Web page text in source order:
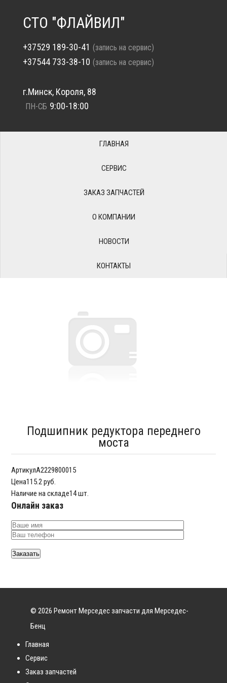
СТО "ФЛАЙВИЛ"
+37529 189-30-41 (запись на сервис)
+37544 733-38-10 (запись на сервис)
г.Минск, Короля, 88
ПН-СБ 9:00-18:00
ГЛАВНАЯ
СЕРВИС
ЗАКАЗ ЗАПЧАСТЕЙ
О КОМПАНИИ
НОВОСТИ
КОНТАКТЫ
Подшипник редуктора переднего
моста
АртикулA2229800015
Цена115.2 руб.
Наличие на складе14 шт.
Онлайн заказ
© 2026 Ремонт Мерседес запчасти для Мерседес-
Бенц
Главная
Сервис
Заказ запчастей